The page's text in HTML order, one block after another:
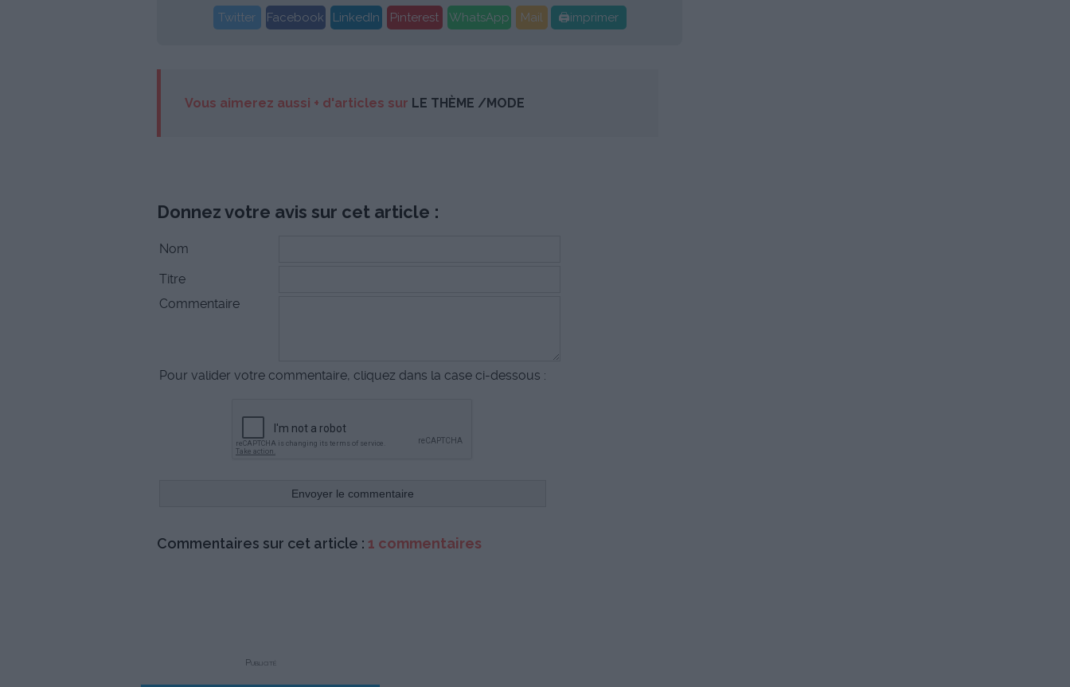
Twitter Facebook LinkedIn Pinterest WhatsApp Mail 🖨imprimer
Vous aimerez aussi + d'articles sur LE THÈME /MODE
Donnez votre avis sur cet article :
Nom
Titre
Commentaire
Pour valider votre commentaire, cliquez dans la case ci-dessous :
Commentaires sur cet article : 1 commentaires
Publicité